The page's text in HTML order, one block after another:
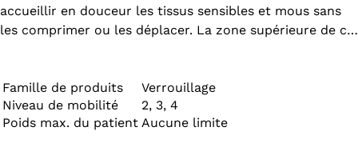
accueillir en douceur les tissus sensibles et mous sans
les comprimer ou les déplacer. La zone supérieure de ce
l’élongation longitudinale du manchon. Tous les
manchons de la gamme Skeo sont résistants, faciles à
nettoyer, offrent une bonne adhérence et un effet
Famille de produits
Verrouillage
Niveau de mobilité
2, 3, 4
Poids max. du patient Aucune limite